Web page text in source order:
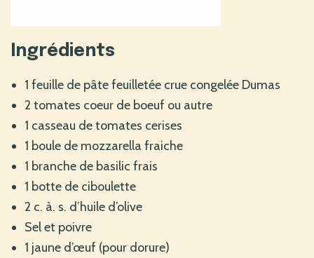
Ingrédients
1 feuille de pâte feuilletée crue congelée Dumas
2 tomates coeur de boeuf ou autre
1 casseau de tomates cerises
1 boule de mozzarella fraiche
1 branche de basilic frais
1 botte de ciboulette
2 c. à. s. d’huile d’olive
Sel et poivre
1 jaune d’œuf (pour dorure)